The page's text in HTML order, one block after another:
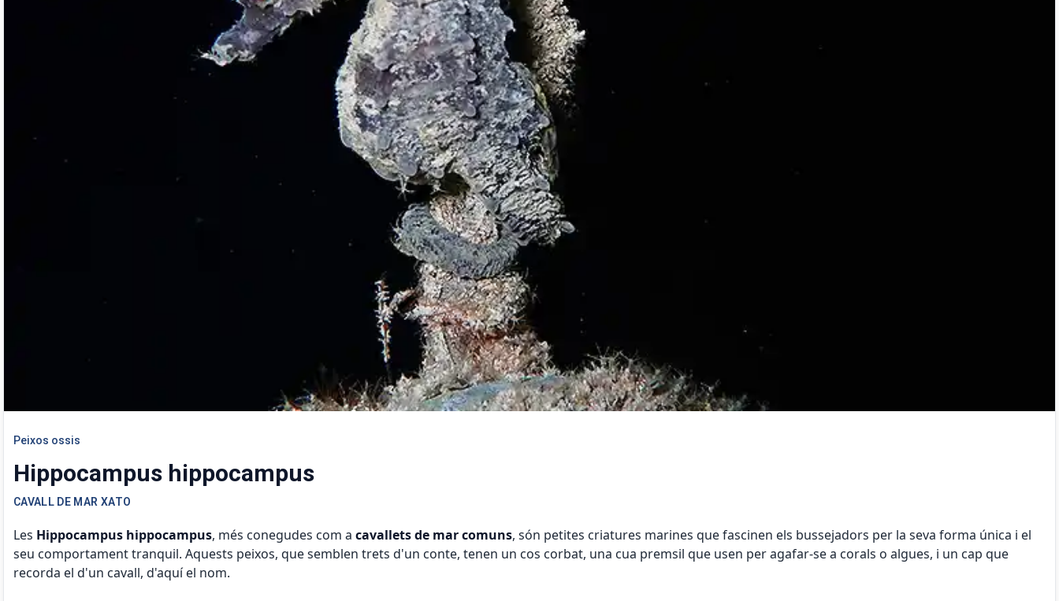
Peixos ossis
Hippocampus hippocampus
CAVALL DE MAR XATO
Les Hippocampus hippocampus, més conegudes com a cavallets de mar comuns, són petites criatures marines que fascinen els bussejadors per la seva forma única i el
seu comportament tranquil. Aquests peixos, que semblen trets d'un conte, tenen un cos corbat, una cua premsil que usen per agafar-se a corals o algues, i un cap que
recorda el d'un cavall, d'aquí el nom.